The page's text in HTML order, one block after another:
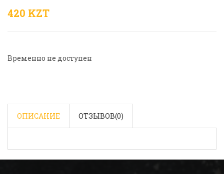
420 KZT
Временно не доступен
ОПИСАНИЕ ОТЗЫВОВ(0)